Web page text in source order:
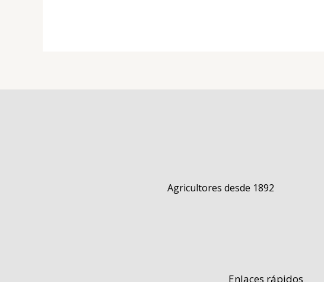
Agricultores desde 1892
Enlaces rápidos